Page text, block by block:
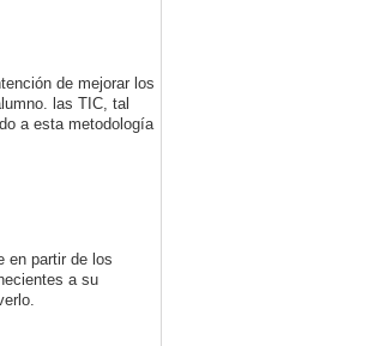
de mejorar los
las TIC, tal
a esta metodología
en partir de los
a su